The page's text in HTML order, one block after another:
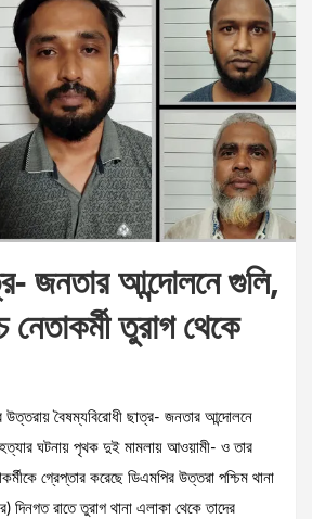
জনতার আন্দোলনে গুলি,
তুরাগ থেকে
উত্তরায় বৈষম্যবিরোধী ছাত্র- জনতার আন্দোলনে
হত্যার ঘটনায় পৃথক দুই মামলায় আওয়ামী- ও তার
গ্রেপ্তার করেছে ডিএমপির উত্তরা পশ্চিম থানা
দিনগত রাতে তুরাগ থানা এলাকা থেকে তাদের